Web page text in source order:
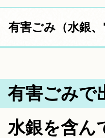
有害ごみ（水銀、
有害ごみで
水銀を含ん